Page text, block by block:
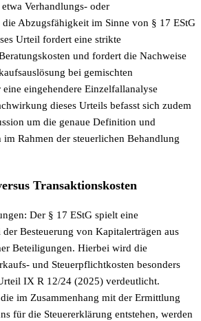
Verhandlungs- oder
Abzugsfähigkeit im Sinne von § 17 EStG
Urteil fordert eine strikte
und fordert die Nachweise
bei gemischten
eingehendere Einzelfallanalyse
dieses Urteils befasst sich zudem
um die genaue Definition und
Rahmen der steuerlichen Behandlung
Transaktionskosten
Der § 17 EStG spielt eine
Besteuerung von Kapitalerträgen aus
Beteiligungen. Hierbei wird die
und Steuerpflichtkosten besonders
IX R 12/24 (2025) verdeutlicht.
im Zusammenhang mit der Ermittlung
für die Steuererklärung entstehen, werden